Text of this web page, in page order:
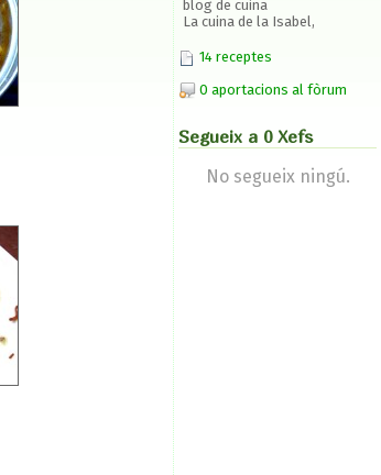
blog de cuina
La cuina de la Isabel,
14 receptes
0 aportacions al fòrum
Segueix a 0 Xefs
No segueix ningú.